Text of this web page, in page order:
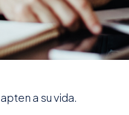
a su vida.